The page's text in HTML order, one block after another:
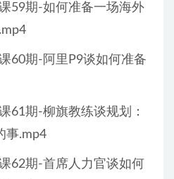
59期-如何准备一场海外
60期-阿里P9谈如何准备
61期-柳旗教练谈规划：
事.mp4
62期-首席人力官谈如何